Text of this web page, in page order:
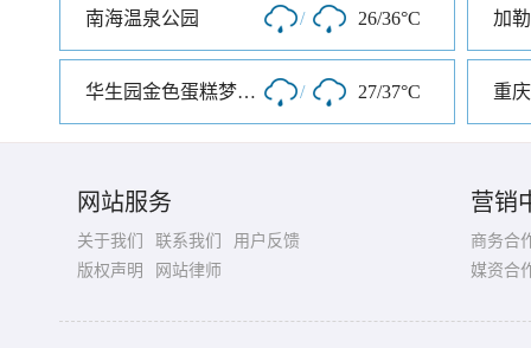
南海温泉公园 / 26/36°C 加
华生园金色蛋糕梦幻王国 / 27/37°C
网站服务
关于我们 联系我们
用户反馈
版权声明
网站律师
营销
商务合
媒资合